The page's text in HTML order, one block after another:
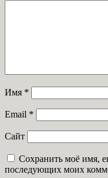
Имя *
Email *
Сайт
Сохранить моё имя,
последующих моих